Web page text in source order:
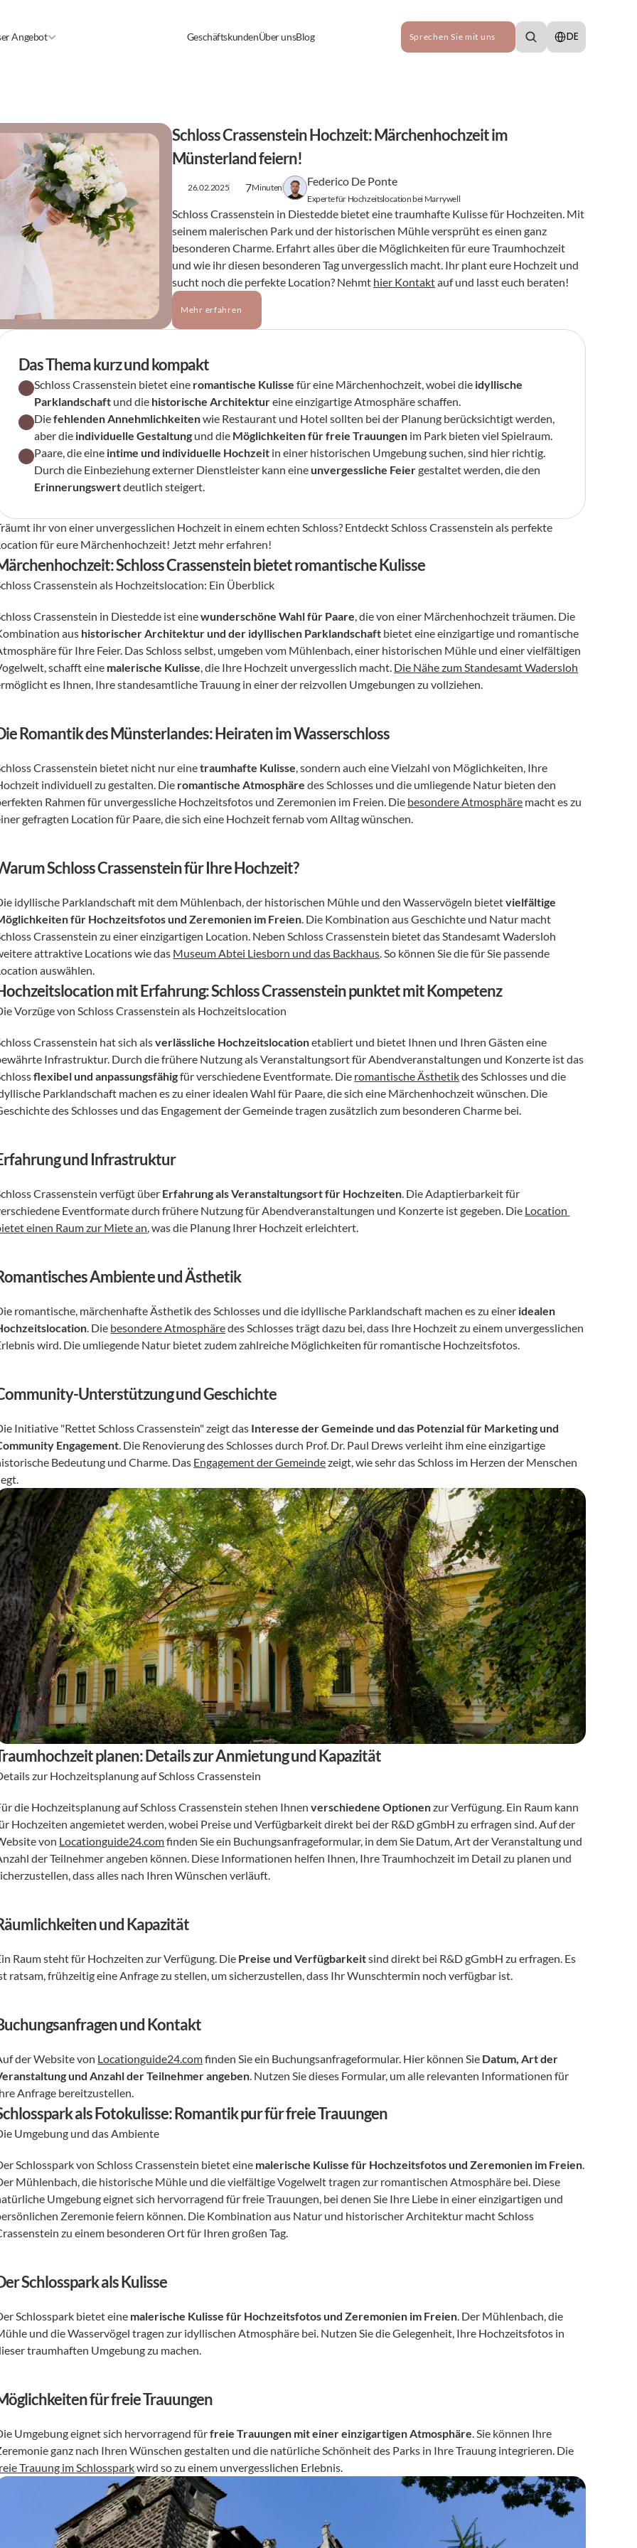
Angebot GeschäftskundenÜber unsBlog Sprechen Sie mit uns
Select Language
DE
Schloss Crassenstein Hochzeit: Märchenhochzeit im
Münsterland feiern!
26.02.2025 7Minuten Federico De Ponte
Experte für Hochzeitslocation bei Marrywell
Schloss Crassenstein in Diestedde bietet eine traumhafte Kulisse für Hochzeiten. Mit
seinem malerischen Park und der historischen Mühle versprüht es einen ganz
besonderen Charme. Erfahrt alles über die Möglichkeiten für eure Traumhochzeit
und wie ihr diesen besonderen Tag unvergesslich macht. Ihr plant eure Hochzeit und
sucht noch die perfekte Location? Nehmt hier Kontakt auf und lasst euch beraten!
Mehr erfahren
Das Thema kurz und kompakt
Schloss Crassenstein bietet eine romantische Kulisse für eine Märchenhochzeit, wobei die idyllische
Parklandschaft und die historische Architektur eine einzigartige Atmosphäre schaffen.
Die fehlenden Annehmlichkeiten wie Restaurant und Hotel sollten bei der Planung berücksichtigt werden,
aber die individuelle Gestaltung und die Möglichkeiten für freie Trauungen im Park bieten viel Spielraum.
Paare, die eine intime und individuelle Hochzeit in einer historischen Umgebung suchen, sind hier richtig.
Durch die Einbeziehung externer Dienstleister kann eine unvergessliche Feier
Erinnerungswert deutlich steigert.
ihr von einer unvergesslichen Hochzeit in einem echten Schloss? Entdeckt Schloss Crassenstein als perfekte
für eure Märchenhochzeit! Jetzt mehr erfahren!
Schloss Crassenstein bietet romantische Kulisse
Crassenstein als Hochzeitslocation: Ein Überblick
Crassenstein in Diestedde ist eine wunderschöne Wahl für Paare, die von einer Märchenhochzeit träumen. Die
aus historischer Architektur und der idyllischen Parklandschaft bietet eine einzigartige und romantische
für Ihre Feier. Das Schloss selbst, umgeben vom Mühlenbach, einer historischen Mühle und einer vielfältigen
schafft eine malerische Kulisse, die Ihre Hochzeit unvergesslich macht. Die Nähe zum Standesamt Wadersloh
es Ihnen, Ihre standesamtliche Trauung in einer der reizvollen Umgebungen zu vollziehen.
Romantik des Münsterlandes: Heiraten im Wasserschloss
Crassenstein bietet nicht nur eine traumhafte Kulisse, sondern auch eine Vielzahl von Möglichkeiten, Ihre
individuell zu gestalten. Die romantische Atmosphäre des Schlosses und die umliegende Natur bieten den
Rahmen für unvergessliche Hochzeitsfotos und Zeremonien im Freien. Die besondere Atmosphäre macht es zu
gefragten Location für Paare, die sich eine Hochzeit fernab vom Alltag wünschen.
Schloss Crassenstein für Ihre Hochzeit?
idyllische Parklandschaft mit dem Mühlenbach, der historischen Mühle und den Wasservögeln bietet vielfältige
für Hochzeitsfotos und Zeremonien im Freien. Die Kombination aus Geschichte und Natur macht
Crassenstein zu einer einzigartigen Location. Neben Schloss Crassenstein bietet das Standesamt Wadersloh
attraktive Locations wie das Museum Abtei Liesborn und das Backhaus. So können Sie die für Sie passende
auswählen.
mit Erfahrung: Schloss Crassenstein punktet mit Kompetenz
Vorzüge von Schloss Crassenstein als Hochzeitslocation
Crassenstein hat sich als verlässliche Hochzeitslocation etabliert und bietet Ihnen und Ihren Gästen eine
Infrastruktur. Durch die frühere Nutzung als Veranstaltungsort für Abendveranstaltungen und Konzerte ist das
flexibel und anpassungsfähig für verschiedene Eventformate. Die romantische Ästhetik des Schlosses und die
Parklandschaft machen es zu einer idealen Wahl für Paare, die sich eine Märchenhochzeit wünschen. Die
des Schlosses und das Engagement der Gemeinde tragen zusätzlich zum besonderen Charme bei.
und Infrastruktur
Crassenstein verfügt über Erfahrung als Veranstaltungsort für Hochzeiten. Die Adaptierbarkeit für
Eventformate durch frühere Nutzung für Abendveranstaltungen und Konzerte ist gegeben. Die Location
einen Raum zur Miete an, was die Planung Ihrer Hochzeit erleichtert.
Ambiente und Ästhetik
romantische, märchenhafte Ästhetik des Schlosses und die idyllische Parklandschaft machen es zu einer idealen
. Die besondere Atmosphäre des Schlosses trägt dazu bei, dass Ihre Hochzeit zu einem unvergesslichen
wird. Die umliegende Natur bietet zudem zahlreiche Möglichkeiten für romantische Hochzeitsfotos.
Unterstützung und Geschichte
Initiative "Rettet Schloss Crassenstein" zeigt das Interesse der Gemeinde und das Potenzial für Marketing und
Engagement. Die Renovierung des Schlosses durch Prof. Dr. Paul Drews verleiht ihm eine einzigartige
Bedeutung und Charme. Das Engagement der Gemeinde zeigt, wie sehr das Schloss im Herzen der Menschen
planen: Details zur Anmietung und Kapazität
zur Hochzeitsplanung auf Schloss Crassenstein
die Hochzeitsplanung auf Schloss Crassenstein stehen Ihnen verschiedene Optionen zur Verfügung. Ein Raum kann
Hochzeiten angemietet werden, wobei Preise und Verfügbarkeit direkt bei der R&D gGmbH zu erfragen sind. Auf der
von Locationguide24.com finden Sie ein Buchungsanfrageformular, in dem Sie Datum, Art der Veranstaltung und
der Teilnehmer angeben können. Diese Informationen helfen Ihnen, Ihre Traumhochzeit im Detail zu planen und
dass alles nach Ihren Wünschen verläuft.
und Kapazität
Raum steht für Hochzeiten zur Verfügung. Die Preise und Verfügbarkeit sind direkt bei R&D gGmbH zu erfragen. Es
ratsam, frühzeitig eine Anfrage zu stellen, um sicherzustellen, dass Ihr Wunschtermin noch verfügbar ist.
und Kontakt
der Website von Locationguide24.com finden Sie ein Buchungsanfrageformular. Hier können Sie Datum, Art der
und Anzahl der Teilnehmer angeben. Nutzen Sie dieses Formular, um alle relevanten Informationen für
Anfrage bereitzustellen.
als Fotokulisse: Romantik pur für freie Trauungen
Umgebung und das Ambiente
Schlosspark von Schloss Crassenstein bietet eine malerische Kulisse für Hochzeitsfotos und Zeremonien im Freien.
Mühlenbach, die historische Mühle und die vielfältige Vogelwelt tragen zur romantischen Atmosphäre bei. Diese
Umgebung eignet sich hervorragend für freie Trauungen, bei denen Sie Ihre Liebe in einer einzigartigen und
Zeremonie feiern können. Die Kombination aus Natur und historischer Architektur macht Schloss
zu einem besonderen Ort für Ihren großen Tag.
Schlosspark als Kulisse
Schlosspark bietet eine malerische Kulisse für Hochzeitsfotos und Zeremonien im Freien. Der Mühlenbach, die
und die Wasservögel tragen zur idyllischen Atmosphäre bei. Nutzen Sie die Gelegenheit, Ihre Hochzeitsfotos in
traumhaften Umgebung zu machen.
für freie Trauungen
Umgebung eignet sich hervorragend für freie Trauungen mit einer einzigartigen Atmosphäre. Sie können Ihre
Trauung im Schlosspark wird so zu einem unvergesslichen Erlebnis.